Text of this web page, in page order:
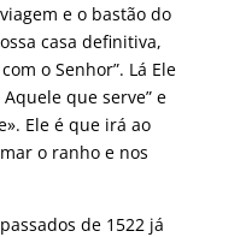
e o bastão do
casa definitiva,
o Senhor”. Lá Ele
que serve” e
Ele é que irá ao
o ranho e nos
de 1522 já